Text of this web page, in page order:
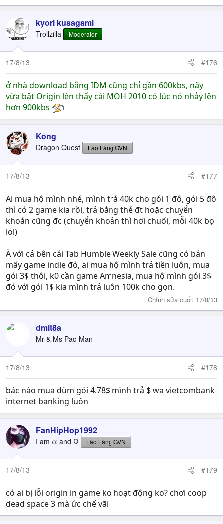
kyori kusagami
Trollzilla Moderator
17/8/13 #176
ở nhà download bằng IDM cũng chỉ gần 600kbs, nãy
vừa bật Origin lên thấy cái MOH 2010 có lúc nó nhảy lên
hơn 900kbs
Kong
Dragon Quest Lão Làng GVN
17/8/13 #177
Ai mua hộ mình nhé, mình trả 40k cho gói 1 đô, gói 5 đô
thì có 2 game kia rồi, trả bằng thẻ đt hoặc chuyển
khoản cũng đc (chuyển khoản thì hơi chuối, mỗi 40k bọ
lol)
À với cả bên cái Tab Humble Weekly Sale cũng có bán
mấy game indie đó, ai mua hộ mình trả tiền luôn, mua
gói 3$ thôi, k0 cần game Amnesia, mua hộ mình gói 3$
đó với gói 1$ kia mình trả luôn 100k cho gọn.
Chỉnh sửa cuối: 17/8/13
dmit8a
Mr & Ms Pac-Man
17/8/13 #178
bác nào mua dùm gói 4.78$ mình trả $ wa vietcombank
internet banking luôn
FanHipHop1992
I am α and Ω Lão Làng GVN
17/8/13 #179
có ai bị lỗi origin in game ko hoạt động ko? chơi coop
dead space 3 mà ức chế vãi